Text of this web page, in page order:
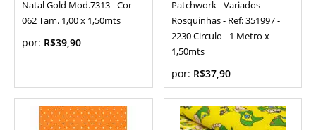
Natal Gold Mod.7313 - Cor
062 Tam. 1,00 x 1,50mts
por: R$39,90
Patchwork - Variados
Rosquinhas - Ref: 351997 -
2230 Circulo - 1 Metro x
1,50mts
por: R$37,90